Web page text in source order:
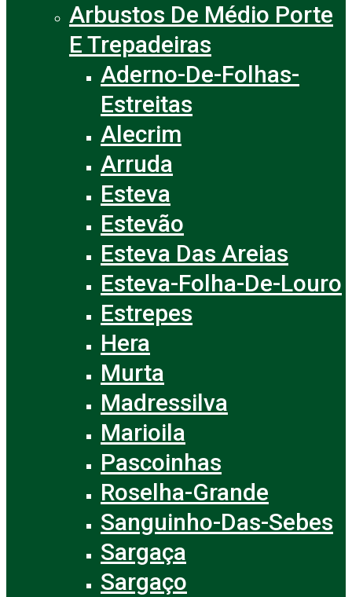
Arbustos De Médio Porte
E Trepadeiras
Aderno-De-Folhas-
Estreitas
Alecrim
Arruda
Esteva
Estevão
Esteva Das Areias
Esteva-Folha-De-Louro
Estrepes
Hera
Murta
Madressilva
Marioila
Pascoinhas
Roselha-Grande
Sanguinho-Das-Sebes
Sargaça
Sargaço